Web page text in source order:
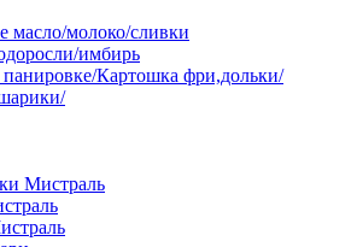
масло/молоко/сливки
имбирь
Картошка фри,дольки/
Мистраль